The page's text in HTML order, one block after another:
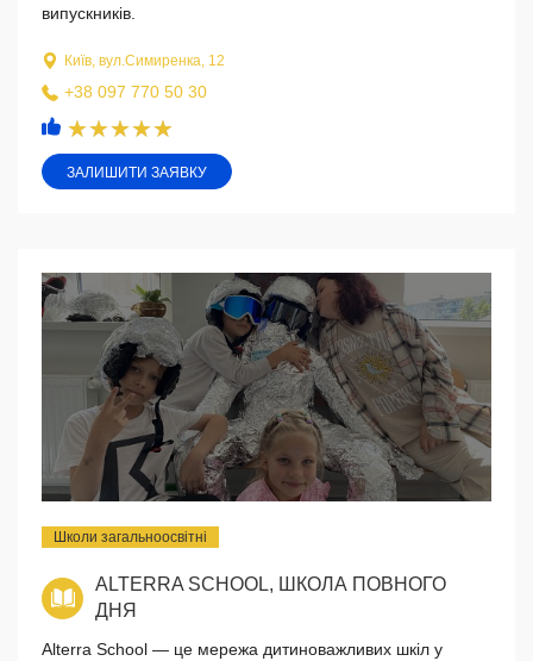
випускників.
Київ, вул.Симиренка, 12
+38 097 770 50 30
ЗАЛИШИТИ ЗАЯВКУ
Школи загальноосвітні
ALTERRA SCHOOL, ШКОЛА ПОВНОГО
ДНЯ
Alterra School — це мережа дитиноважливих шкіл у